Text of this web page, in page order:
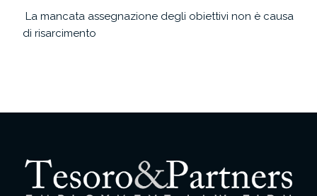
La mancata assegnazione degli obiettivi non è causa
di risarcimento